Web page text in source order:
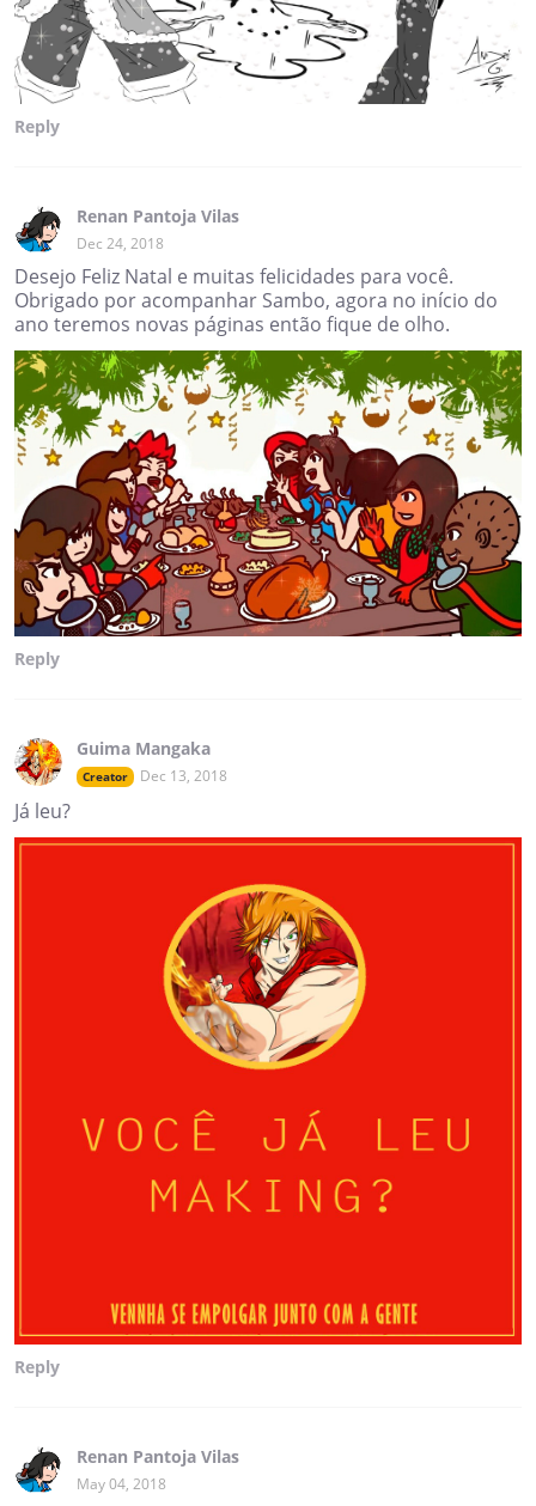
Reply
Renan Pantoja Vilas
Dec 24, 2018
Desejo Feliz Natal e muitas felicidades para você.
Obrigado por acompanhar Sambo, agora no início do
ano teremos novas páginas então fique de olho.
Reply
Guima Mangaka
Creator Dec 13, 2018
Já leu?
Reply
Renan Pantoja Vilas
May 04, 2018